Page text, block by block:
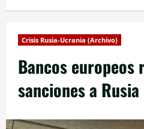
Crisis Rusia-Ucrania (Archivo)
Bancos europeos
sanciones a Rusia